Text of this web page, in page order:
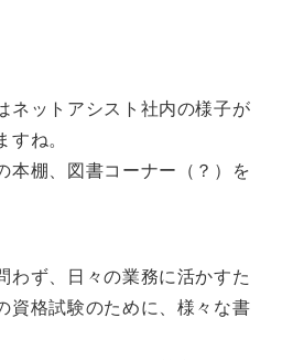
ネットアシスト社内の様子が
すね。
本棚、図書コーナー（？）を
わず、日々の業務に活かすた
資格試験のために、様々な書